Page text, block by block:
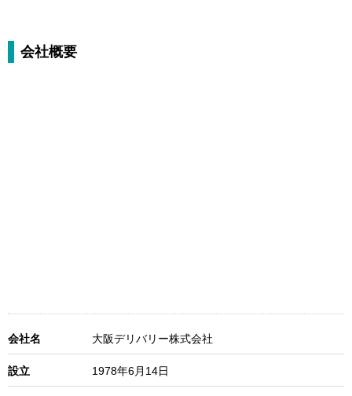
会社概要
会社名 大阪デリバリー株式会社
設立 1978年6月14日